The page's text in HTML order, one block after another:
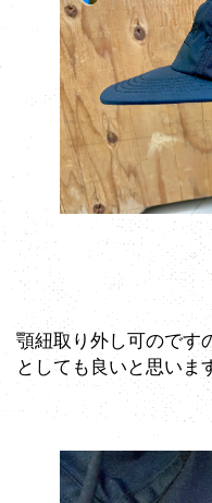
顎紐取り外し可のです
としても良いと思いま